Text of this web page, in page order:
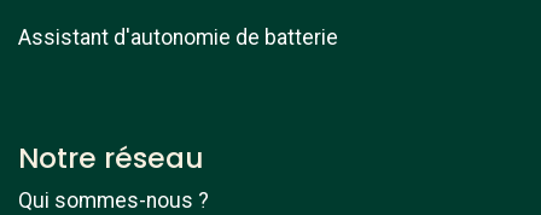
Assistant d'autonomie de batterie
Notre réseau
Qui sommes-nous ?